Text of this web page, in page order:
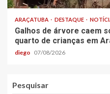
ARAÇATUBA DESTAQUE
Galhos de árvore caem
quarto de crianças em
diego 07/08/2026
Pesquisar